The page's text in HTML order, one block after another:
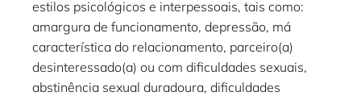
estilos psicológicos e interpessoais, tais como:
amargura de funcionamento, depressão, má
característica do relacionamento, parceiro(a)
desinteressado(a) ou com dificuldades sexuais,
abstinência sexual duradoura, dificuldades